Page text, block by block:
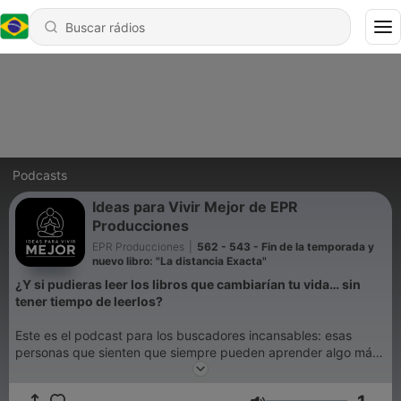
Podcasts
Ideas para Vivir Mejor de EPR
Producciones
EPR Producciones
562 - 543 - Fin de la temporada y
nuevo libro: "La distancia Exacta"
¿Y si pudieras leer los libros que cambiarían tu vida… sin
tener tiempo de leerlos?
Este es el podcast para los buscadores incansables: esas
personas que sienten que siempre pueden aprender algo más,
crecer un poco más y vivir mejor, pero que no siempre